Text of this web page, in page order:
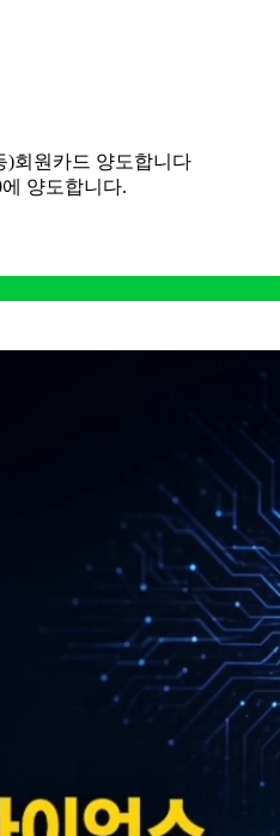
)회원카드 양도합니다
양도합니다.